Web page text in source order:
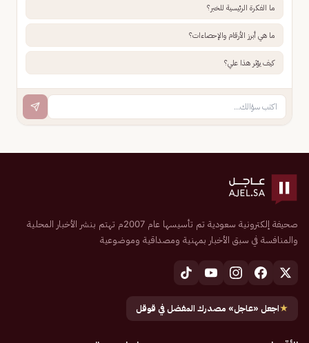
ما الفكرة الرئيسية للخبر؟
ما هي أبرز الأرقام والإحصاءات؟
كيف يؤثر هذا علي؟
صحيفة إلكترونية سعودية تم تأسيسها عام 2007م تهتم بنشر الأخبار المحلية
والمنافسة في سبق الأخبار بمهنية ومصداقية وموضوعية
★اجعل «عاجل» مصدرك المفضل في قوقل